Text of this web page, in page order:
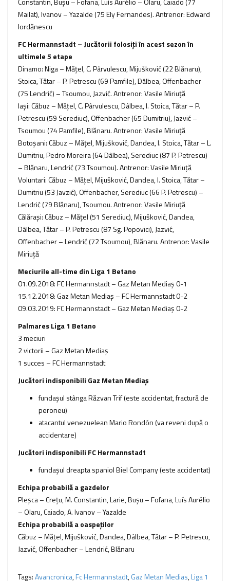
Mailat), Ivanov – Yazalde (75 Ely Fernandes). Antrenor: Edward
Iordănescu
FC Hermannstadt – Jucătorii folosiţi în acest sezon în
ultimele 5 etape
Dinamo: Niga – Măţel, C. Pârvulescu, Mijušković (22 Blănaru),
Stoica, Tătar – P. Petrescu (69 Pamfile), Dâlbea, Offenbacher
(75 Lendrić) – Tsoumou, Jazvić. Antrenor: Vasile Miriuţă
Iaşi: Căbuz – Măţel, C. Pârvulescu, Dâlbea, I. Stoica, Tătar – P.
Petrescu (59 Serediuc), Offenbacher (65 Dumitriu), Jazvić –
Tsoumou (74 Pamfile), Blănaru. Antrenor: Vasile Miriuţă
Botoşani: Căbuz – Măţel, Mijušković, Dandea, I. Stoica, Tătar – L.
Dumitriu, Pedro Moreira (64 Dâlbea), Serediuc (87 P. Petrescu)
– Blănaru, Lendrić (73 Tsoumou). Antrenor: Vasile Miriuţă
Voluntari: Căbuz – Măţel, Mijušković, Dandea, I. Stoica, Tătar –
Dumitriu (53 Javzić), Offenbacher, Serediuc (66 P. Petrescu) –
Lendrić (79 Blănaru), Tsoumou. Antrenor: Vasile Miriuţă
Călăraşi: Căbuz – Măţel (51 Serediuc), Mijušković, Dandea,
Dâlbea, Tătar – P. Petrescu (87 Sg. Popovici), Jazvić,
Offenbacher – Lendrić (72 Tsoumou), Blănaru. Antrenor: Vasile
Miriuţă
Meciurile all-time din Liga 1 Betano
01.09.2018: FC Hermannstadt – Gaz Metan Mediaș 0-1
15.12.2018: Gaz Metan Mediaș – FC Hermannstadt 0-2
09.03.2019: FC Hermannstadt – Gaz Metan Mediaș 0-2
Palmares Liga 1 Betano
3 meciuri
2 victorii – Gaz Metan Mediaş
1 succes – FC Hermannstadt
Jucători indisponibili Gaz Metan Mediaş
fundaşul stânga Răzvan Trif (este accidentat, fractură de
peroneu)
atacantul venezuelean Mario Rondón (va reveni după o
accidentare)
Jucători indisponibili FC Hermannstadt
fundaşul dreapta spaniol Biel Company (este accidentat)
Echipa probabilă a gazdelor
Pleşca – Creţu, M. Constantin, Larie, Buşu – Fofana, Luís Aurélio
– Olaru, Caiado, A. Ivanov – Yazalde
Echipa probabilă a oaspeţilor
Căbuz – Mățel, Mijušković, Dandea, Dâlbea, Tătar – P. Petrescu,
Jazvić, Offenbacher – Lendrić, Blănaru
Tags:Avancronica,Fc Hermannstadt,Gaz Metan Medias,Liga 1